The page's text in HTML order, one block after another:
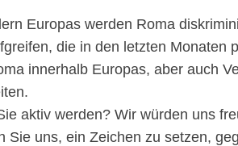
Europas werden Roma
die in den letzten Monaten
innerhalb Europas, aber auch
aktiv werden? Wir würden uns
Sie uns, ein Zeichen zu setzen,